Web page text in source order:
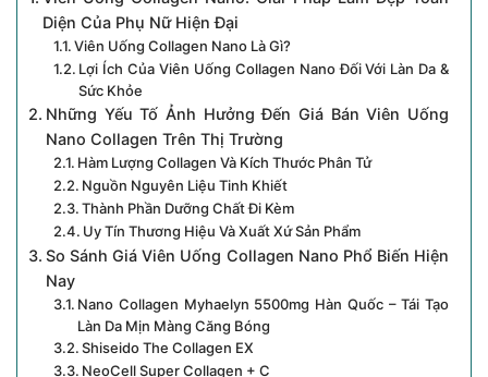
Diện Của Phụ Nữ Hiện Đại
Viên Uống Collagen Nano Là Gì?
Lợi Ích Của Viên Uống Collagen Nano Đối Với Làn Da &
Sức Khỏe
Những Yếu Tố Ảnh Hưởng Đến Giá Bán Viên Uống
Nano Collagen Trên Thị Trường
Hàm Lượng Collagen Và Kích Thước Phân Tử
Nguồn Nguyên Liệu Tinh Khiết
Thành Phần Dưỡng Chất Đi Kèm
Uy Tín Thương Hiệu Và Xuất Xứ Sản Phẩm
So Sánh Giá Viên Uống Collagen Nano Phổ Biến Hiện
Nay
Nano Collagen Myhaelyn 5500mg Hàn Quốc – Tái Tạo
Làn Da Mịn Màng Căng Bóng
Shiseido The Collagen EX
NeoCell Super Collagen + C